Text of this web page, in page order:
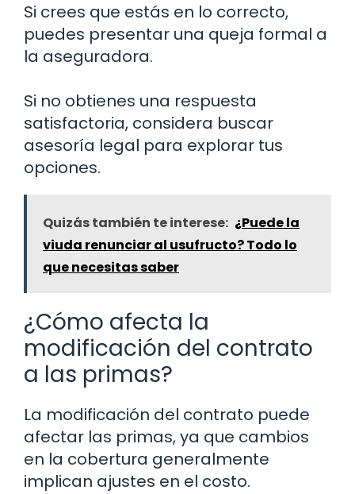
Si crees que estás en lo correcto,
puedes presentar una queja formal a
la aseguradora.
Si no obtienes una respuesta
satisfactoria, considera buscar
asesoría legal para explorar tus
opciones.
Quizás también te interese: ¿Puede la
viuda renunciar al usufructo? Todo lo
que necesitas saber
¿Cómo afecta la
modificación del contrato
a las primas?
La modificación del contrato puede
afectar las primas, ya que cambios
en la cobertura generalmente
implican ajustes en el costo.